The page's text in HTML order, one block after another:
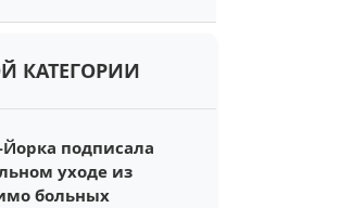
КАТЕГОРИИ
подписала
уходе из
больных